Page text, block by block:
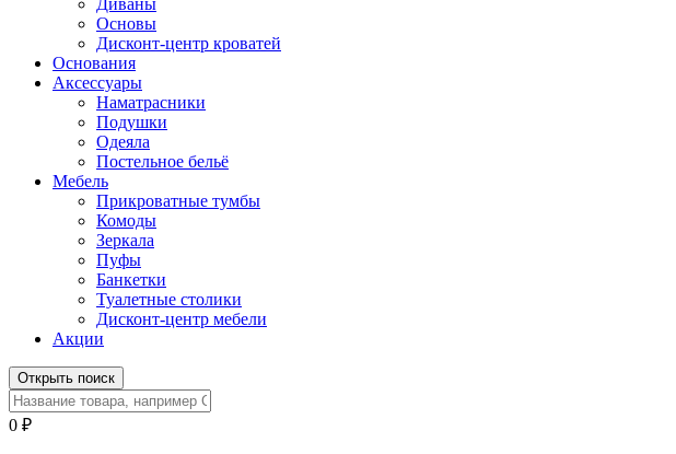
Диваны
Основы
Дисконт-центр кроватей
Основания
Аксессуары
Наматрасники
Подушки
Одеяла
Постельное бельё
Мебель
Прикроватные тумбы
Комоды
Зеркала
Пуфы
Банкетки
Туалетные столики
Дисконт-центр мебели
Акции
Открыть поиск
0 ₽